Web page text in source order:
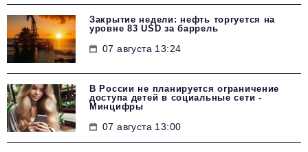
Закрытие недели: нефть торгуется на
уровне 83 USD за баррель
07 августа 13:24
В России не планируется ограничение
доступа детей в социальные сети -
Минцифры
07 августа 13:00